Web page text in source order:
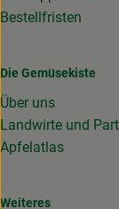
Bestellfristen
Die Gemüsekiste
Über uns
Landwirte und
Apfelatlas
Weiteres